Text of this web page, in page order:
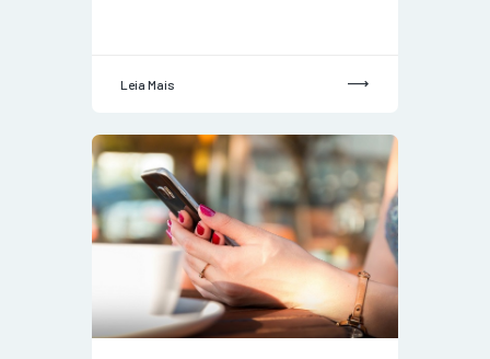
Leia Mais